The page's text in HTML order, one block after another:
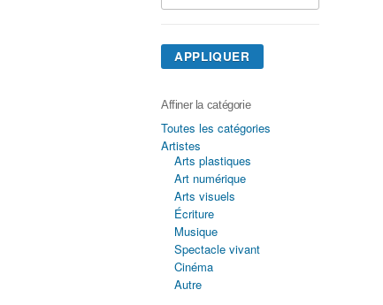
APPLIQUER
Affiner la catégorie
Toutes les catégories
Artistes
Arts plastiques
Art numérique
Arts visuels
Écriture
Musique
Spectacle vivant
Cinéma
Autre